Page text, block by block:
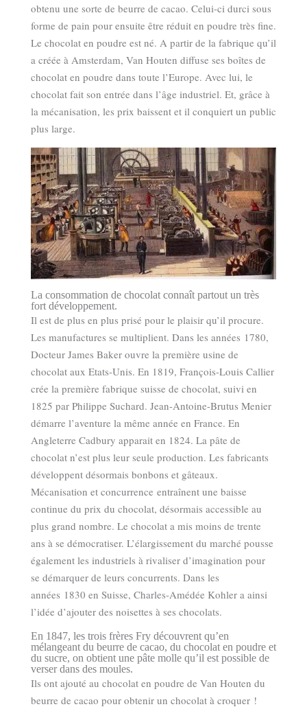
obtenu une sorte de beurre de cacao. Celui-ci durci sous
forme de pain pour ensuite être réduit en poudre très fine.
Le chocolat en poudre est né. A partir de la fabrique qu’il
a créée à Amsterdam, Van Houten diffuse ses boîtes de
chocolat en poudre dans toute l’Europe. Avec lui, le
chocolat fait son entrée dans l’âge industriel. Et, grâce à
la mécanisation, les prix baissent et il conquiert un public
plus large.
La consommation de chocolat connaît partout un très
fort développement.
Il est de plus en plus prisé pour le plaisir qu’il procure.
Les manufactures se multiplient. Dans les années 1780,
Docteur James Baker ouvre la première usine de
chocolat aux Etats-Unis. En 1819, François-Louis Callier
crée la première fabrique suisse de chocolat, suivi en
1825 par Philippe Suchard. Jean-Antoine-Brutus Menier
démarre l’aventure la même année en France. En
Angleterre Cadbury apparait en 1824. La pâte de
chocolat n’est plus leur seule production. Les fabricants
développent désormais bonbons et gâteaux.
Mécanisation et concurrence entraînent une baisse
continue du prix du chocolat, désormais accessible au
plus grand nombre. Le chocolat a mis moins de trente
ans à se démocratiser. L’élargissement du marché pousse
également les industriels à rivaliser d’imagination pour
se démarquer de leurs concurrents. Dans les
années 1830 en Suisse, Charles-Amédée Kohler a ainsi
l’idée d’ajouter des noisettes à ses chocolats.
En 1847, les trois frères Fry découvrent qu’en
mélangeant du beurre de cacao, du chocolat en poudre et
du sucre, on obtient une pâte molle qu’il est possible de
verser dans des moules.
Ils ont ajouté au chocolat en poudre de Van Houten du
beurre de cacao pour obtenir un chocolat à croquer !